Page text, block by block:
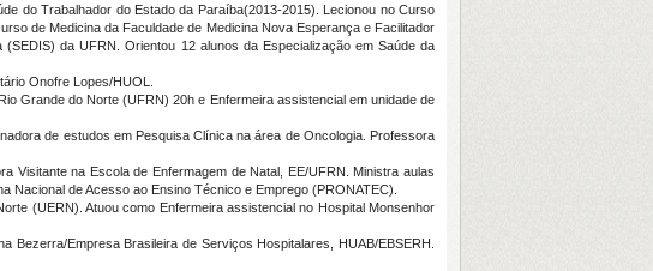
do Trabalhador do Estado da Paraíba(2013-2015). Lecionou no Curso
de Medicina da Faculdade de Medicina Nova Esperança e Facilitador
da UFRN. Orientou 12 alunos da Especialização em Saúde da
Onofre Lopes/HUOL.
Grande do Norte (UFRN) 20h e Enfermeira assistencial em unidade de
de estudos em Pesquisa Clínica na área de Oncologia. Professora
Visitante na Escola de Enfermagem de Natal, EE/UFRN. Ministra aulas
de Acesso ao Ensino Técnico e Emprego (PRONATEC).
(UERN). Atuou como Enfermeira assistencial no Hospital Monsenhor
Bezerra/Empresa Brasileira de Serviços Hospitalares, HUAB/EBSERH.